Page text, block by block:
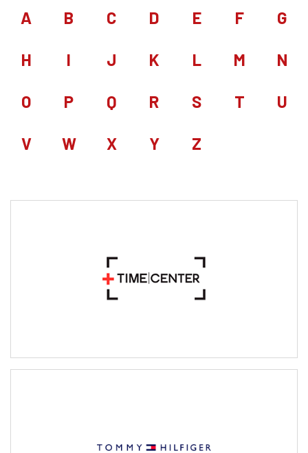
A B C D E F G
H I J K L M N
O P Q R S T U
V W X Y Z